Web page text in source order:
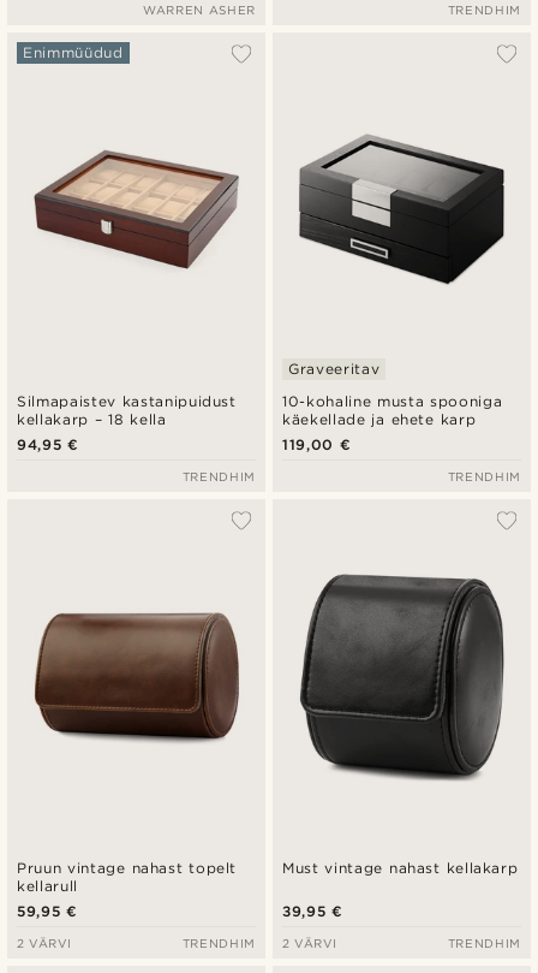
WARREN ASHER TRENDHIM
Silmapaistev kastanipuidust
kellakarp – 18 kella
Enimmüüdud
94,95 €
TRENDHIM
10-kohaline musta spooniga
käekellade ja ehete karp
Graveeritav
119,00 €
TRENDHIM
Pruun vintage nahast topelt
kellarull
59,95 €
2 VÄRVI TRENDHIM
Must vintage nahast kellakarp
39,95 €
2 VÄRVI TRENDHIM